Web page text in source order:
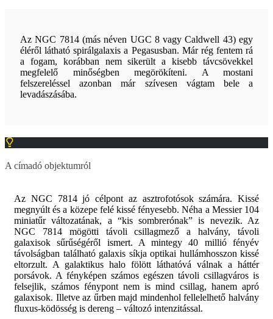
Az NGC 7814 (más néven UGC 8 vagy Caldwell 43) egy
éléről látható spirálgalaxis a Pegasusban. Már rég fentem rá
a fogam, korábban nem sikerült a kisebb távcsövekkel
megfelelő minőségben megörökíteni. A mostani
felszereléssel azonban már szívesen vágtam bele a
levadászásába.
A címadó objektumról
Az NGC 7814 jó célpont az asztrofotósok számára. Kissé
megnyúlt és a közepe felé kissé fényesebb. Néha a Messier 104
miniatűr változatának, a “kis sombrerónak” is nevezik. Az
NGC 7814 mögötti távoli csillagmező a halvány, távoli
galaxisok sűrűségéről ismert. A mintegy 40 millió fényév
távolságban található galaxis síkja optikai hullámhosszon kissé
eltorzult. A galaktikus halo fölött láthatóvá válnak a háttér
porsávok. A fényképen számos egészen távoli csillagváros is
felsejlik, számos fénypont nem is mind csillag, hanem apró
galaxisok. Illetve az űrben majd mindenhol fellelelhető halvány
fluxus-ködösség is dereng – változó intenzitással.